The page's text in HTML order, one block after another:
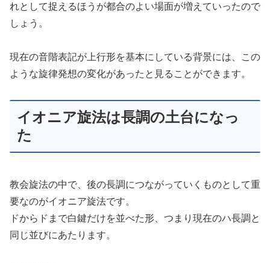
れとして捉えるほうが都合のよい場面が増えていったので
しょう。
現在の音階表記が上行形を基本にしている背景には、この
ような旋律発想の変化があったと見ることができます。
イオニア旋法は長調の土台になっ
た
教会旋法の中で、後の長調につながっていくものとして重
要なのがイオニア旋法です。
ドからドまで白鍵だけを並べた形、つまり現在のハ長調と
同じ並びにあたります。